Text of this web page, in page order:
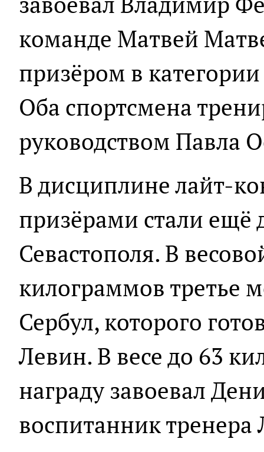
команде Матвей
призёром в
Оба спортсмена
руководством Павла
В дисциплине лайт-
призёрами стали ещё
Севастополя. В
килограммов третье
Сербул, которого
Левин. В весе до 63
награду завоевал
воспитанник